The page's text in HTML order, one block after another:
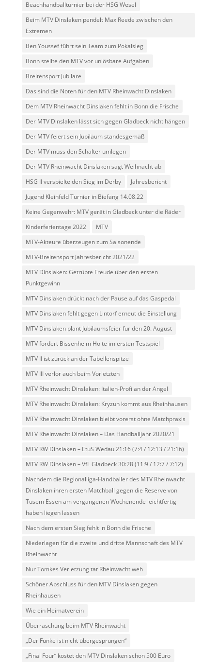
Beachhandballturnier bei der HSG Wesel
Beim MTV Dinslaken pendelt Max Reede zwischen den
Extremen
Ben Youssef führt sein Team zum Pokalsieg
Bonn stellte den MTV vor unlösbare Aufgaben
Breitensport Jubilare
Das sind die Noten für den MTV Rheinwacht Dinslaken
Dem MTV Rheinwacht Dinslaken fehlt in Bonn die Frische
Der MTV Dinslaken lässt sich gegen Gladbeck nicht hängen
Der MTV feiert sein Jubiläum standesgemäß
Der MTV muss den Schalter umlegen
Der MTV Rheinwacht Dinslaken sagt Weihnacht ab
HSG II verspielte den Sieg im Derby
Jahresbericht
Jugend Kleinfeld Turnier in Biefang 14.08.22
Keine Gegenwehr: MTV gerät in Gladbeck unter die Räder
Kinderferientage 2022
MTV
MTV-Akteure überzeugen zum Saisonende
MTV-Breitensport Jahresbericht 2021/22
MTV Dinslaken: Getrübte Freude über den ersten
Punktgewinn
MTV Dinslaken drückt nach der Pause auf das Gaspedal
MTV Dinslaken fehlt gegen Lintorf erneut die Einstellung
MTV Dinslaken plant Jubiläumsfeier für den 20. August
MTV fordert Bissenheim Holte im ersten Testspiel
MTV II ist zurück an der Tabellenspitze
MTV III verlor auch beim Vorletzten
MTV Rheinwacht Dinslaken: Italien-Profi an der Angel
MTV Rheinwacht Dinslaken: Kryzun kommt aus Rheinhausen
MTV Rheinwacht Dinslaken bleibt vorerst ohne Matchpraxis
MTV Rheinwacht Dinslaken – Das Handballjahr 2020/21
MTV RW Dinslaken – EtuS Wedau 21:16 (7:4 / 12:13 / 21:16)
MTV RW Dinslaken – VfL Gladbeck 30:28 (11:9 / 12:7 / 7:12)
Nachdem die Regionalliga-Handballer des MTV Rheinwacht
Dinslaken ihren ersten Matchball gegen die Reserve von
Tusem Essen am vergangenen Wochenende leichtfertig
haben liegen lassen
Nach dem ersten Sieg fehlt in Bonn die Frische
Niederlagen für die zweite und dritte Mannschaft des MTV
Rheinwacht
Nur Tomkes Verletzung tat Rheinwacht weh
Schöner Abschluss für den MTV Dinslaken gegen
Rheinhausen
Wie ein Heimatverein
Überraschung beim MTV Rheinwacht
„Der Funke ist nicht übergesprungen“
„Final Four“ kostet den MTV Dinslaken schon 500 Euro